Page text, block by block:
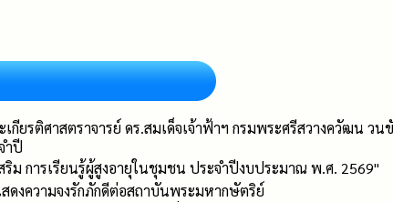
ยรติศาสตราจารย์ ดร.สมเด็จเจ้าฟ้าฯ กรมพระศรีสวางควัฒน ว
ำปี
ริม การเรียนรู้ผู้สูงอายุในชุมชน ประจำปีงบประมาณ พ.ศ. 2569"
ดงความจงรักภักดีต่อสถาบันพระมหากษัตริย์